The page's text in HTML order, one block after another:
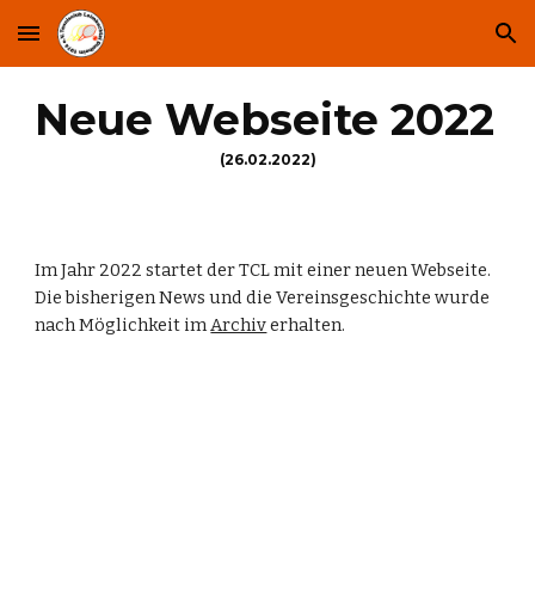
Skip to main content Skip to navigation
(26.02.2022)
Im Jahr 2022 startet der TCL mit einer neuen Webseite.
Die bisherigen News und die Vereinsgeschichte wurde
nach Möglichkeit im Archiv erhalten.